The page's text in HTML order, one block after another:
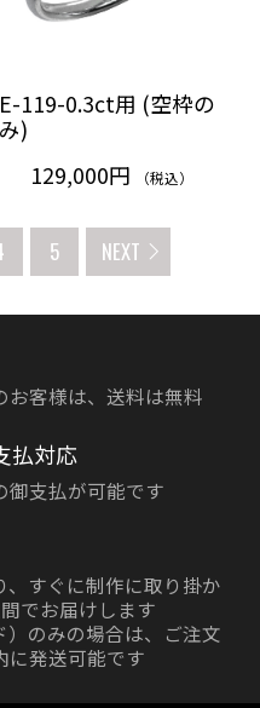
E-119-0.3ct用 (空枠の
み)
129,000円
（税込）
5 NEXT
お客様は、送料は無料
払対応
御支払が可能です
、すぐに制作に取り掛か
でお届けします
）のみの場合は、ご注文
に発送可能です